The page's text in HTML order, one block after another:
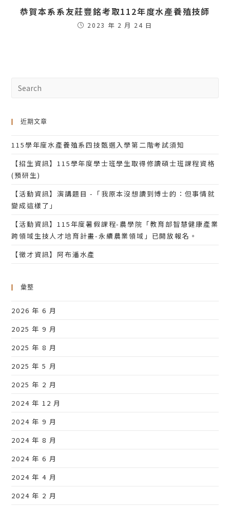
恭賀本系系友莊豐銘考取112年度水產養殖技師
2023 年 2 月 24 日
近期文章
115學年度水產養殖系四技甄選入學第二階考試須知
【招生資訊】115學年度學士班學生取得修讀碩士班課程資格
(預研生)
【活動資訊】演講題目 -「我原本沒想讀到博士的：但事情就
變成這樣了」
【活動資訊】115年度暑假課程-農學院「教育部智慧健康產業
跨領域生技人才培育計畫-永續農業領域」已開放報名。
【徵才資訊】阿布潘水產
彙整
2026 年 6 月
2025 年 9 月
2025 年 8 月
2025 年 5 月
2025 年 2 月
2024 年 12 月
2024 年 9 月
2024 年 8 月
2024 年 6 月
2024 年 4 月
2024 年 2 月